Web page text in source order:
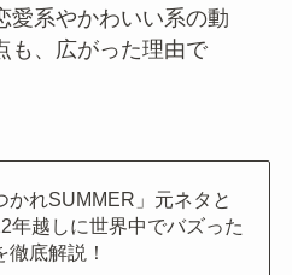
愛系やかわいい系の動
も、広がった理由で
かれSUMMER」元ネタと
年越しに世界中でバズった
徹底解説！